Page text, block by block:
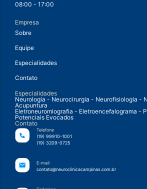
08:00 - 17:00
Empresa
Sobre
Equipe
Especialidades
Contato
Especialidades
Neurologia - Neurocirurgia - Neurofisiologia -
Acupuntura
Eletroneuromiografia - Eletroencefalograma -
Potenciais Evocados
Contato
Telefone
(19) 99910-1001
(19) 3209-0725
E-mail
contato@neuroclinicacampinas.com.br